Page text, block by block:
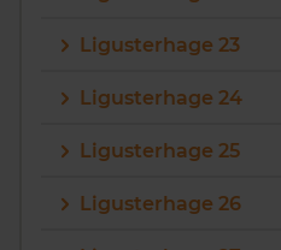
Ligusterhage 23
Ligusterhage 24
Ligusterhage 25
Ligusterhage 26